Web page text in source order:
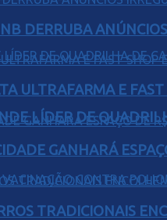
LÍDER DE
DERRUBA
ULTRAFARMA E FAST
GANHARÁ
TRADICIONAIS